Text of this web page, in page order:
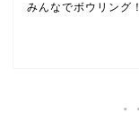
みんなでボウリング！